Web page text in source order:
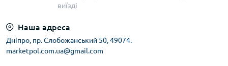
виїзді
Наша адреса
Дніпро, пр. Слобожанський 50, 49074.
marketpol.com.ua@gmail.com